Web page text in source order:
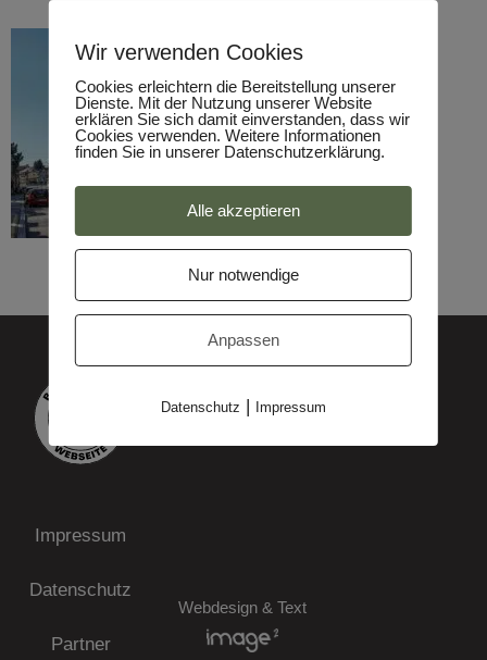
Impressum
Datenschutz
Partner
Webdesign & Text
Wir verwenden Cookies
Cookies erleichtern die Bereitstellung unserer
Dienste. Mit der Nutzung unserer Website
erklären Sie sich damit einverstanden, dass wir
Cookies verwenden. Weitere Informationen
finden Sie in unserer Datenschutzerklärung.
Alle akzeptieren
Nur notwendige
Anpassen
Datenschutz | Impressum